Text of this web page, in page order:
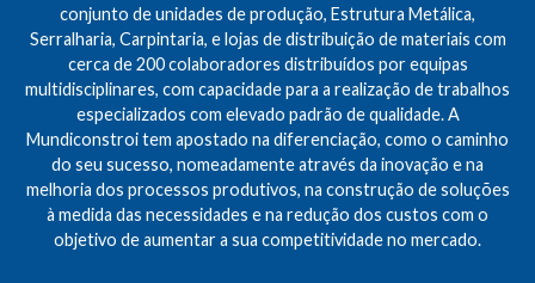
conjunto de unidades de produção, Estrutura Metálica,
Serralharia, Carpintaria, e lojas de distribuição de materiais com
cerca de 200 colaboradores distribuídos por equipas
multidisciplinares, com capacidade para a realização de trabalhos
especializados com elevado padrão de qualidade. A
Mundiconstroi tem apostado na diferenciação, como o caminho
do seu sucesso, nomeadamente através da inovação e na
melhoria dos processos produtivos, na construção de soluções
à medida das necessidades e na redução dos custos com o
objetivo de aumentar a sua competitividade no mercado.